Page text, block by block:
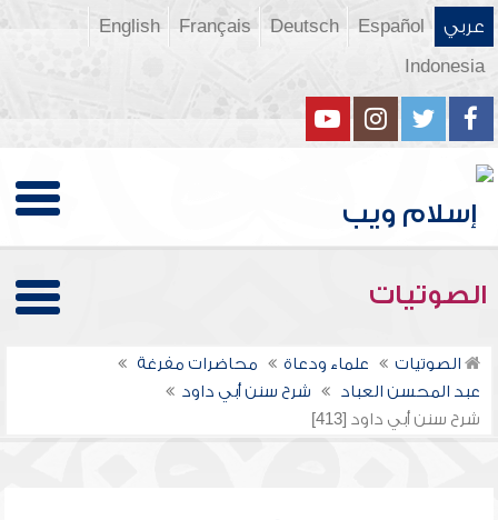
عربي Español
Deutsch
Français
English
Indonesia
الصوتيات
الصوتيات علماء ودعاة
محاضرات مفرغة
عبد المحسن العباد
شرح سنن أبي داود
شرح سنن أبي داود [413]